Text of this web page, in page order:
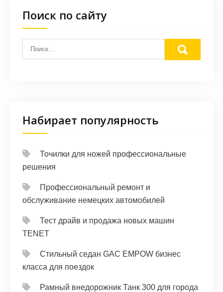
Поиск по сайту
Набирает популярность
Точилки для ножей профессиональные
решения
Профессиональный ремонт и
обслуживание немецких автомобилей
Тест драйв и продажа новых машин
TENET
Стильный седан GAC EMPOW бизнес
класса для поездок
Рамный внедорожник Танк 300 для города